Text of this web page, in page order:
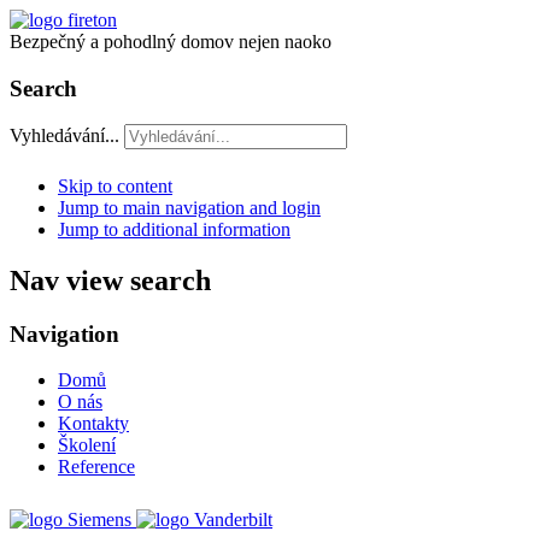
Bezpečný a pohodlný domov nejen naoko
Search
Vyhledávání...
Skip to content
Jump to main navigation and login
Jump to additional information
Nav view search
Navigation
Domů
O nás
Kontakty
Školení
Reference